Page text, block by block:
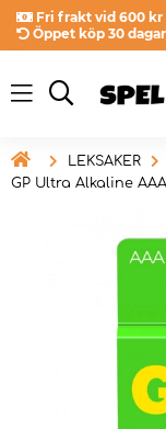
Fri frakt vid 600 kr
Öppet köp 30 dagar
 LEKSAKER
GP Ultra Alkaline